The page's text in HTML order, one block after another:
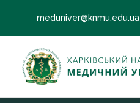
meduniver@knmu.edu.ua